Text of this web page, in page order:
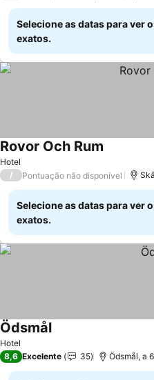
Selecione as datas para ver
exatos.
Hotel
Rovor Och Rum
/ Pontuação não disponível
Selecione as datas para ver
exatos.
Hotel
ÖdsmålVer preços
8,6 Excelente 35 Ödsmål, a